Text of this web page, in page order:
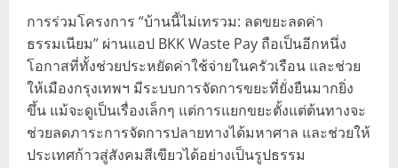
การร่วมโครงการ “บ้านนี้ไม่เทรวม: ลดขยะลดค่า
ธรรมเนียม” ผ่านแอป BKK Waste Pay ถือเป็นอีกหนึ่ง
โอกาสที่ทั้งช่วยประหยัดค่าใช้จ่ายในครัวเรือน และช่วย
ให้เมืองกรุงเทพฯ มีระบบการจัดการขยะที่ยั่งยืนมากยิ่ง
ขึ้น แม้จะดูเป็นเรื่องเล็กๆ แต่การแยกขยะตั้งแต่ต้นทางจะ
ช่วยลดภาระการจัดการปลายทางได้มหาศาล และช่วยให้
ประเทศก้าวสู่สังคมสีเขียวได้อย่างเป็นรูปธรรม